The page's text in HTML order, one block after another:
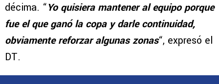
décima. “Yo quisiera mantener al equipo porque
fue el que ganó la copa y darle continuidad,
obviamente reforzar algunas zonas“, expresó el
DT.